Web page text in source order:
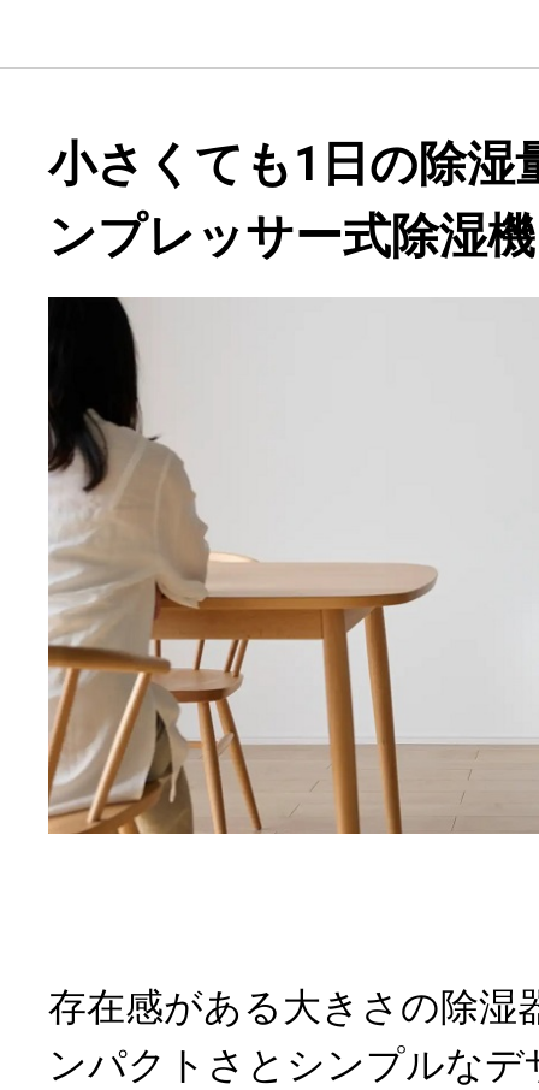
小さくても1日の除湿
ンプレッサー式除湿
存在感がある大きさの除湿
ンパクトさとシンプルな